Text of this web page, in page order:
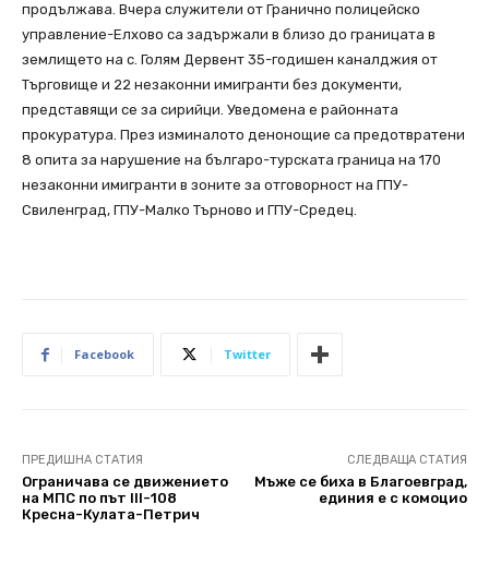
продължава. Вчера служители от Гранично полицейско
управление-Елхово са задържали в близо до границата в
землището на с. Голям Дервент 35-годишен каналджия от
Търговище и 22 незаконни имигранти без документи,
представящи се за сирийци. Уведомена е районната
прокуратура. През изминалото денонощие са предотвратени
8 опита за нарушение на българо-турската граница на 170
незаконни имигранти в зоните за отговорност на ГПУ-
Свиленград, ГПУ-Малко Търново и ГПУ-Средец.
Facebook Twitter
ПРЕДИШНА СТАТИЯ
Ограничава се движението
на МПС по път III-108
Кресна-Кулата-Петрич
СЛЕДВАЩА СТАТИЯ
Мъже се биха в Благоевград,
единия е с комоцио